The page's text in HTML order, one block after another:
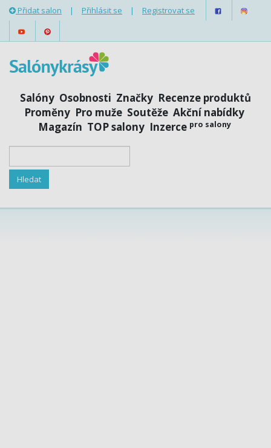
Přidat salon | Přihlásit se | Registrovat se
Salóny Osobnosti Značky Recenze produktů
Proměny Pro muže Soutěže Akční nabídky
Magazín TOP salony Inzerce pro salony